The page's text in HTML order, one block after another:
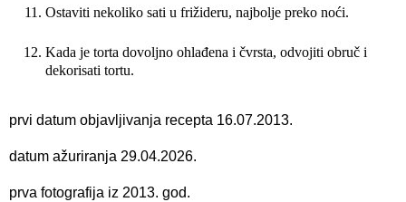
Ostaviti nekoliko sati u frižideru, najbolje preko noći.
Kada je torta dovoljno ohlađena i čvrsta, odvojiti obruč i
dekorisati tortu.
prvi datum objavljivanja recepta 16.07.2013.
datum ažuriranja 29.04.2026.
prva fotografija iz 2013. god.